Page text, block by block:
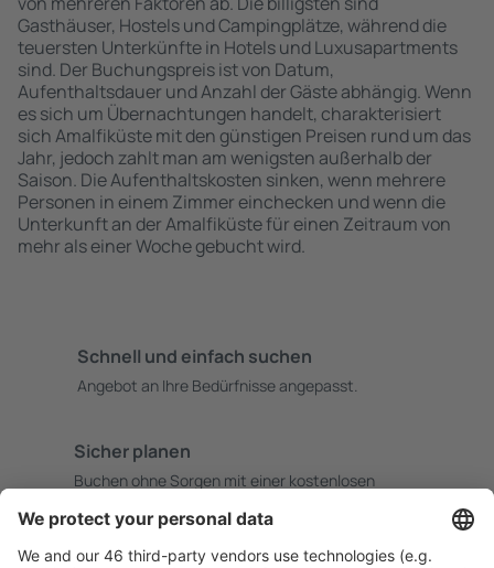
Gasthäuser, Hostels und Campingplätze, während die
teuersten Unterkünfte in Hotels und Luxusapartments
sind. Der Buchungspreis ist von Datum,
Aufenthaltsdauer und Anzahl der Gäste abhängig. Wenn
es sich um Übernachtungen handelt, charakterisiert
sich Amalfiküste mit den günstigen Preisen rund um das
Jahr, jedoch zahlt man am wenigsten außerhalb der
Saison. Die Aufenthaltskosten sinken, wenn mehrere
Personen in einem Zimmer einchecken und wenn die
Unterkunft an der Amalfiküste für einen Zeitraum von
mehr als einer Woche gebucht wird.
Schnell und einfach suchen
Angebot an Ihre Bedürfnisse angepasst.
Sicher planen
Buchen ohne Sorgen mit einer kostenlosen
Mehr sparen